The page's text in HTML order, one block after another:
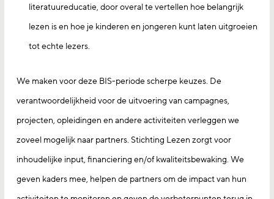
literatuureducatie, door overal te vertellen hoe belangrijk
lezen is en hoe je kinderen en jongeren kunt laten uitgroeien
tot echte lezers.
We maken voor deze BIS-periode scherpe keuzes. De
verantwoordelijkheid voor de uitvoering van campag­nes,
projecten, opleidingen en andere activiteiten verleggen we
zoveel mogelijk naar partners. Stichting Lezen zorgt voor
inhoudelijke input, financiering en/of kwaliteitsbewaking. We
geven kaders mee, helpen de partners om de impact van hun